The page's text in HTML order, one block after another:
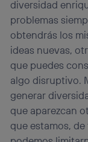
diversidad
problemas
obtendrás los
ideas nuevas,
que puedes
algo disruptivo.
generar
que aparezcan
que estamos,